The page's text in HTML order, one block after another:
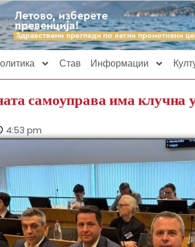
Став Информации
самоуправа има клучна
4:53 pm